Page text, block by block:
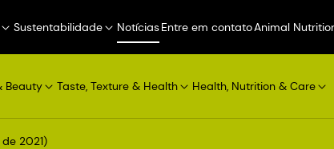
Sustentabilidade NotíciasEntre em contatoAnimal
Beauty Taste, Texture & Health Health, Nutrition & Care
2021)